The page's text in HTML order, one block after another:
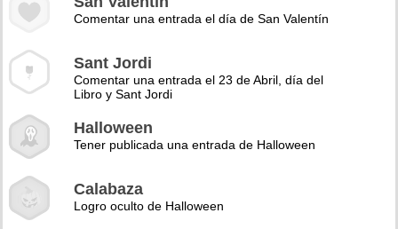
Comentar una entrada el día de San Valentín
Sant Jordi
Comentar una entrada el 23 de Abril, día del
Libro y Sant Jordi
Halloween
Tener publicada una entrada de Halloween
Calabaza
Logro oculto de Halloween